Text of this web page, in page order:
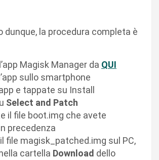
dunque, la procedura completa è
Magisk Manager da QUI
sullo smartphone
e tappate su Install
Select and Patch
il file boot.img che avete
precedenza
file magisk_patched.img sul PC,
cartella Download dello